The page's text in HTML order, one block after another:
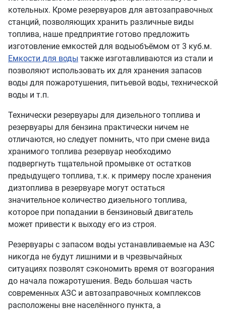
котельных. Кроме резервуаров для автозаправочных
станций, позволяющих хранить различные виды
топлива, наше предприятие готово предложить
изготовление емкостей для водыобъёмом от 3 куб.м.
Емкости для воды также изготавливаются из стали и
позволяют использовать их для хранения запасов
воды для пожаротушения, питьевой воды, технической
воды и т.п.
Технически резервуары для дизельного топлива и
резервуары для бензина практически ничем не
отличаются, но следует помнить, что при смене вида
хранимого топлива резервуар необходимо
подвергнуть тщательной промывке от остатков
предыдущего топлива, т.к. к примеру после хранения
дизтоплива в резервуаре могут остаться
значительное количество дизельного топлива,
которое при попадании в бензиновый двигатель
может привести к выходу его из строя.
Резервуары с запасом воды устанавливаемые на АЗС
никогда не будут лишними и в чрезвычайных
ситуациях позволят сэкономить время от возгорания
до начала пожаротушения. Ведь большая часть
современных АЗС и автозаправочных комплексов
расположены вне населённого пункта, а